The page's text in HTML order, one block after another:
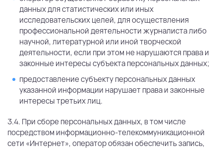
данных для статистических или иных
исследовательских целей, для осуществления
профессиональной деятельности журналиста либо
научной, литературной или иной творческой
деятельности, если при этом не нарушаются права и
законные интересы субъекта персональных данных;
предоставление субъекту персональных данных
указанной информации нарушает права и законные
интересы третьих лиц.
3.4. При сборе персональных данных, в том числе
посредством информационно-телекоммуникационной
сети «Интернет», оператор обязан обеспечить запись,